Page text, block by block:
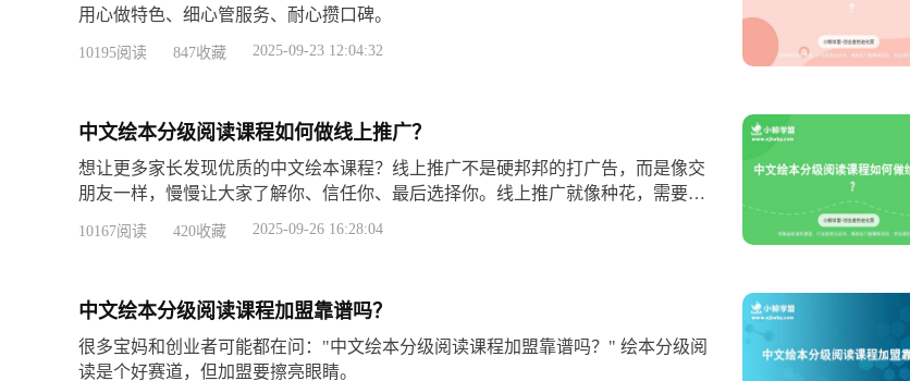
用心做特色、细心管服务、耐心攒口碑。
10195阅读 847收藏 2025-09-23 12:04:32
中文绘本分级阅读课程如何做线上推广？
想让更多家长发现优质的中文绘本课程？线上推广不是硬邦邦的打广告，而是像交
朋友一样，慢慢让大家了解你、信任你、最后选择你。线上推广就像种花，需要耐
看见。
10167阅读 420收藏 2025-09-26 16:28:04
中文绘本分级阅读课程加盟靠谱吗？
很多宝妈和创业者可能都在问："中文绘本分级阅读课程加盟靠谱吗？" 绘本分级阅
读是个好赛道，但加盟要擦亮眼睛。